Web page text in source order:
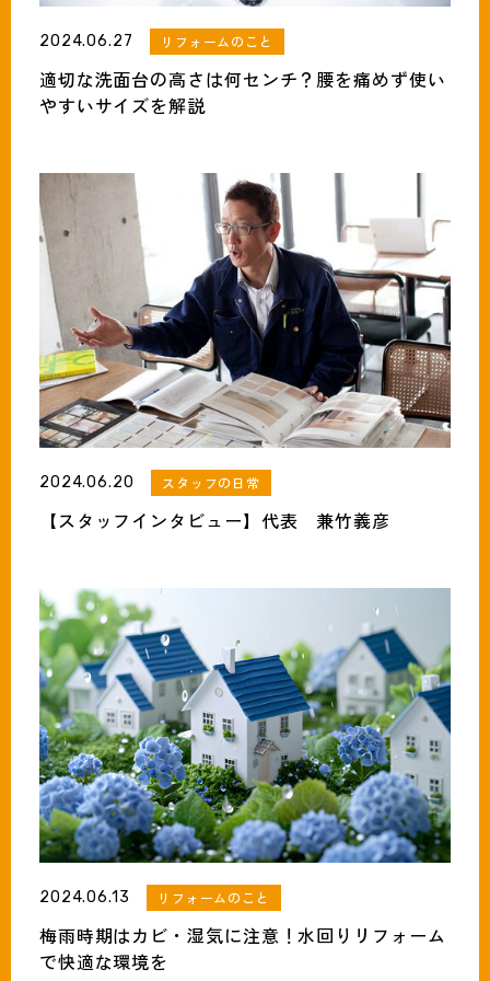
2024.06.27 リフォームのこと
適切な洗面台の高さは何センチ？腰を痛めず使い
やすいサイズを解説
2024.06.20 スタッフの日常
【スタッフインタビュー】代表 兼竹義彦
2024.06.13 リフォームのこと
梅雨時期はカビ・湿気に注意！水回りリフォーム
で快適な環境を